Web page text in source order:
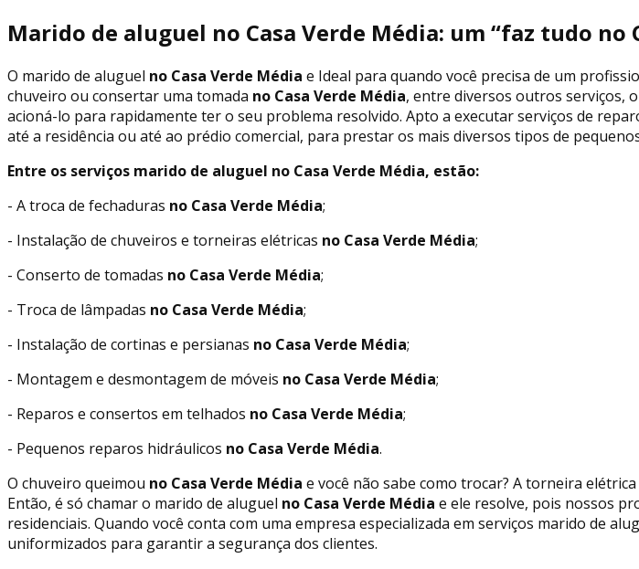
Marido de aluguel no Casa Verde Média: um “faz tudo no
O marido de aluguel no Casa Verde Média e Ideal para quando você precisa de um
chuveiro ou consertar uma tomada no Casa Verde Média, entre diversos outros serviços,
acioná-lo para rapidamente ter o seu problema resolvido. Apto a executar serviços de
até a residência ou até ao prédio comercial, para prestar os mais diversos tipos de
Entre os serviços marido de aluguel no Casa Verde Média, estão:
- A troca de fechaduras no Casa Verde Média;
- Instalação de chuveiros e torneiras elétricas no Casa Verde Média;
- Conserto de tomadas no Casa Verde Média;
- Troca de lâmpadas no Casa Verde Média;
- Instalação de cortinas e persianas no Casa Verde Média;
- Montagem e desmontagem de móveis no Casa Verde Média;
- Reparos e consertos em telhados no Casa Verde Média;
- Pequenos reparos hidráulicos no Casa Verde Média.
O chuveiro queimou no Casa Verde Média e você não sabe como trocar? A torneira
Então, é só chamar o marido de aluguel no Casa Verde Média e ele resolve, pois nossos
residenciais. Quando você conta com uma empresa especializada em serviços marido de
uniformizados para garantir a segurança dos clientes.